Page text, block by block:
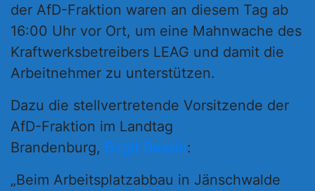
der AfD-Fraktion waren an diesem Tag ab
16:00 Uhr vor Ort, um eine Mahnwache des
Kraftwerksbetreibers LEAG und damit die
Arbeitnehmer zu unterstützen.
Dazu die stellvertretende Vorsitzende der
AfD-Fraktion im Landtag
Brandenburg, Birgit Bessin:
„Beim Arbeitsplatzabbau in Jänschwalde